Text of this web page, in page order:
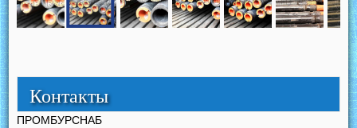
Контакты
ПРОМБУРСНАБ